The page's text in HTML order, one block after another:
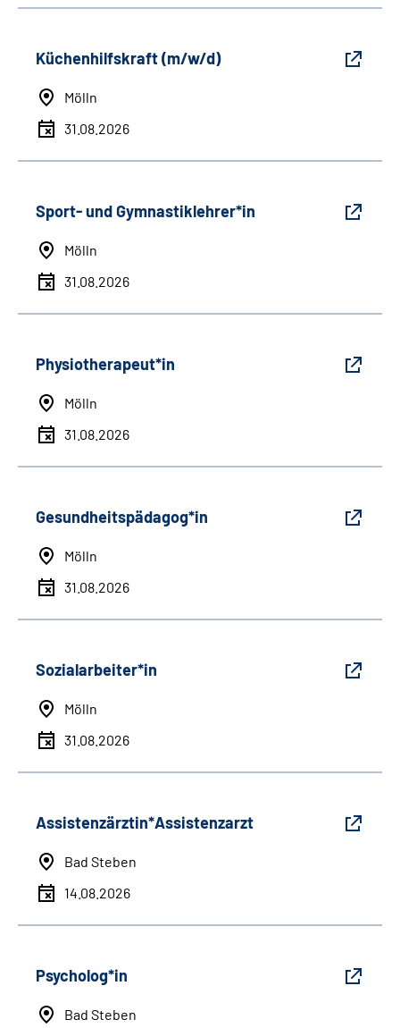
Küchenhilfskraft (m/w/d)
Mölln
31.08.2026
Sport- und Gymnastiklehrer*in
Mölln
31.08.2026
Physiotherapeut*in
Mölln
31.08.2026
Gesundheitspädagog*in
Mölln
31.08.2026
Sozialarbeiter*in
Mölln
31.08.2026
Assistenzärztin*Assistenzarzt
Bad Steben
14.08.2026
Psycholog*in
Bad Steben